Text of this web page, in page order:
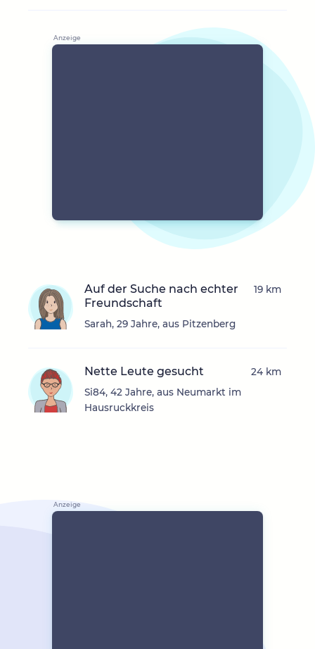
Auf der Suche nach echter
Freundschaft
Sarah, 29 Jahre, aus Pitzenberg
19 km
Nette Leute gesucht
Si84, 42 Jahre, aus Neumarkt im
Hausruckkreis
24 km